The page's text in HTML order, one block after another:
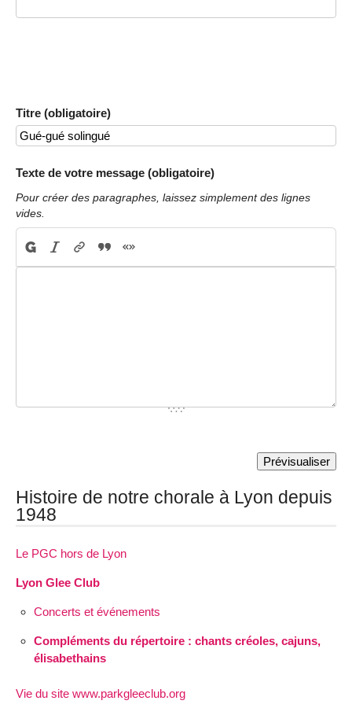
Titre (obligatoire)
Texte de votre message (obligatoire)
Pour créer des paragraphes, laissez simplement des lignes
vides.
Histoire de notre chorale à Lyon depuis
1948
Le PGC hors de Lyon
Lyon Glee Club
Concerts et événements
Compléments du répertoire : chants créoles, cajuns,
élisabethains
Vie du site www.parkgleeclub.org